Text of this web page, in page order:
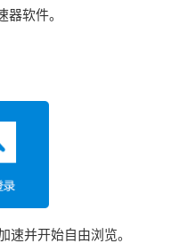
器软件。
速并开始自由浏览。